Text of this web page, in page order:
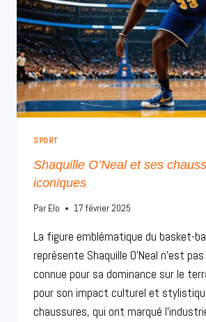
SPORT
Shaquille O’Neal et ses
iconiques
Par Elo 17 février 2025
La figure emblématique du basket-
représente Shaquille O’Neal n’est
connue pour sa dominance sur le
pour son impact culturel et
chaussures, qui ont marqué